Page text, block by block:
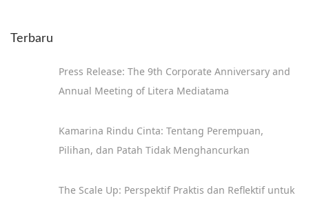
Terbaru
Press Release: The 9th Corporate Anniversary and
Annual Meeting of Litera Mediatama
Kamarina Rindu Cinta: Tentang Perempuan,
Pilihan, dan Patah Tidak Menghancurkan
The Scale Up: Perspektif Praktis dan Reflektif untuk